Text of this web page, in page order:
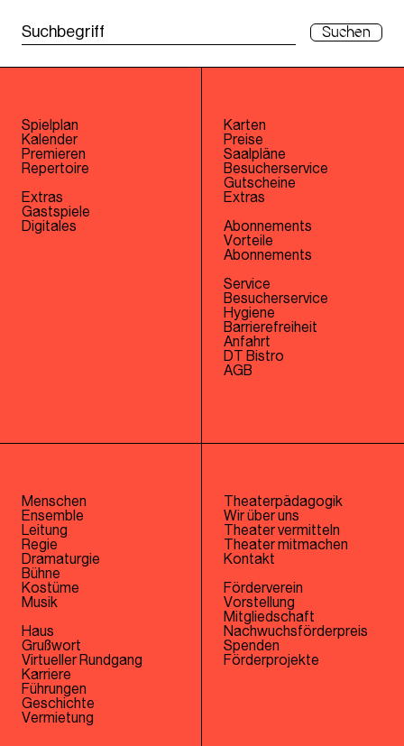
Suchen
Spielplan
Kalender
Premieren
Repertoire
Extras
Gastspiele
Digitales
Karten
Preise
Saalpläne
Besucherservice
Gutscheine
Extras
Abonnements
Vorteile
Abonnements
Service
Besucherservice
Hygiene
Barrierefreiheit
Anfahrt
DT Bistro
AGB
Menschen
Ensemble
Leitung
Regie
Dramaturgie
Bühne
Kostüme
Musik
Haus
Grußwort
Virtueller Rundgang
Karriere
Führungen
Geschichte
Vermietung
Theaterpädagogik
Wir über uns
Theater vermitteln
Theater mitmachen
Kontakt
Förderverein
Vorstellung
Mitgliedschaft
Nachwuchsförderpreis
Spenden
Förderprojekte